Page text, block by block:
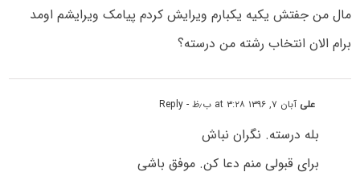
مال من جفتش یکیه یکبارم ویرایش کردم پیامک ویرایشم اومد
برام الان انتخاب رشته من درسته؟
علی آبان ۷, ۱۳۹۶ at ۳:۲۸ ب٫ظ - Reply
بله درسته. نگران نباش
برای قبولی منم دعا کن. موفق باشی